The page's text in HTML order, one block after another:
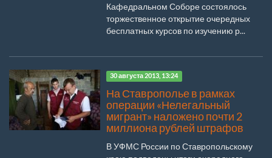
Кафедральном Соборе состоялось
торжественное открытие очередных
бесплатных курсов по изучению р...
30 августа 2013, 13:24
На Ставрополье в рамках
операции «Нелегальный
мигрант» наложено почти 2
миллиона рублей штрафов
В УФМС России по Ставропольскому